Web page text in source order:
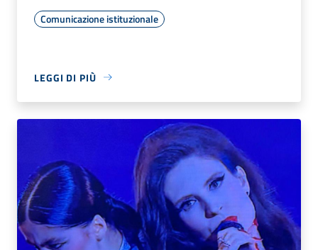
Comunicazione istituzionale
LEGGI DI PIÙ